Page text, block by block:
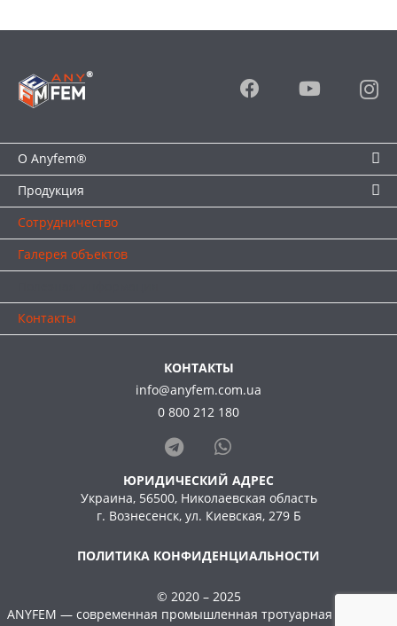
О Anyfem®
Продукция
Сотрудничество
Галерея объектов
Контакты
КОНТАКТЫ
info@anyfem.com.ua
0 800 212 180
ЮРИДИЧЕСКИЙ АДРЕС
Украина, 56500, Николаевская область
г. Вознесенск, ул. Киевская, 279 Б
ПОЛИТИКА КОНФИДЕНЦИАЛЬНОСТИ
© 2020 – 2025
ANYFEM — современная промышленная тротуарная плитка и